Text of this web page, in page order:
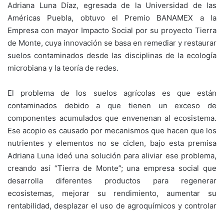
Adriana Luna Díaz, egresada de la Universidad de las
Américas Puebla, obtuvo el Premio BANAMEX a la
Empresa con mayor Impacto Social por su proyecto Tierra
de Monte, cuya innovación se basa en remediar y restaurar
suelos contaminados desde las disciplinas de la ecología
microbiana y la teoría de redes.
El problema de los suelos agrícolas es que están
contaminados debido a que tienen un exceso de
componentes acumulados que envenenan al ecosistema.
Ese acopio es causado por mecanismos que hacen que los
nutrientes y elementos no se ciclen, bajo esta premisa
Adriana Luna ideó una solución para aliviar ese problema,
creando así “Tierra de Monte”; una empresa social que
desarrolla diferentes productos para regenerar
ecosistemas, mejorar su rendimiento, aumentar su
rentabilidad, desplazar el uso de agroquímicos y controlar